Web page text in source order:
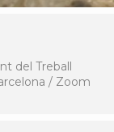
del Treball
/ Zoom